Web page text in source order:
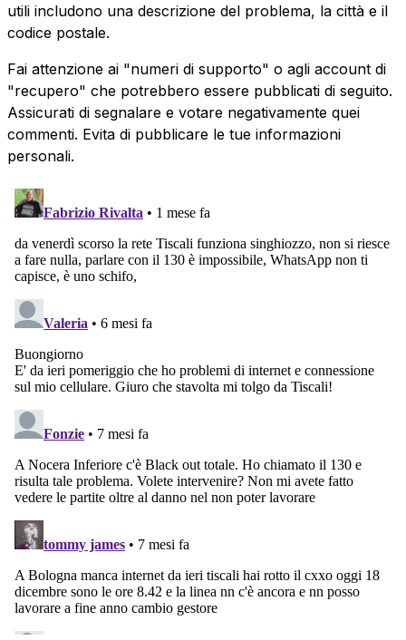
utili includono una descrizione del problema, la città e il
codice postale.
Fai attenzione ai "numeri di supporto" o agli account di
"recupero" che potrebbero essere pubblicati di seguito.
Assicurati di segnalare e votare negativamente quei
commenti. Evita di pubblicare le tue informazioni
personali.